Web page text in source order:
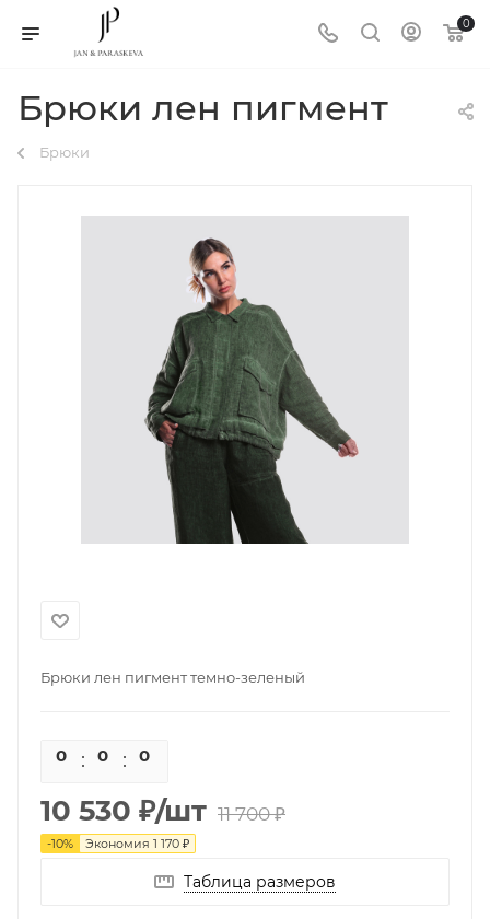
0
Брюки лен пигмент
Брюки
Брюки лен пигмент темно-зеленый
0 0 0
10 530 ₽/шт 11 700₽
-10% Экономия 1 170 ₽
Таблица размеров